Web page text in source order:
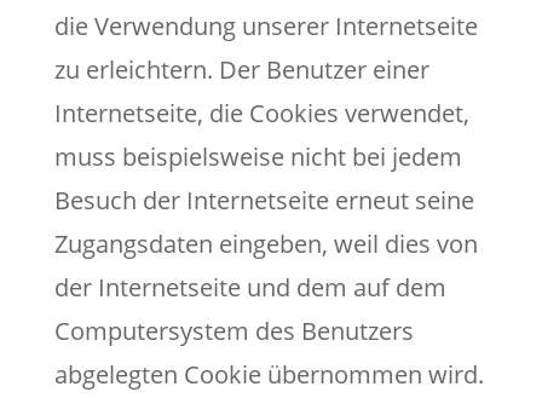
die Verwendung unserer Internetseite
zu erleichtern. Der Benutzer einer
Internetseite, die Cookies verwendet,
muss beispielsweise nicht bei jedem
Besuch der Internetseite erneut seine
Zugangsdaten eingeben, weil dies von
der Internetseite und dem auf dem
Computersystem des Benutzers
abgelegten Cookie übernommen wird.